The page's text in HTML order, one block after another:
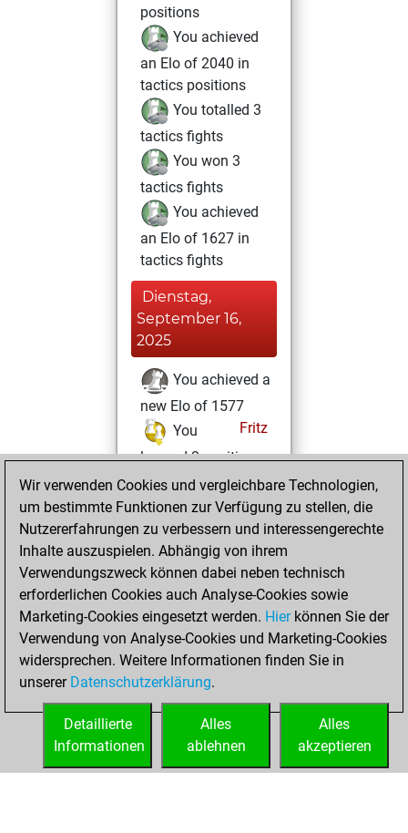
positions
You achieved
an Elo of 2040 in
tactics positions
You totalled 3
tactics fights
You won 3
tactics fights
You achieved
an Elo of 1627 in
tactics fights
Dienstag,
September 16,
2025
You achieved a
new Elo of 1577
Fritz
You
learned 2 positions
MyMoves
Mittwoch, März
12, 2025
You had a best
sprint of 24 positions
Tactics
Freitag,
Januar 31, 2025
You created
your Fritz account
Wir verwenden Cookies und vergleichbare Technologien,
um bestimmte Funktionen zur Verfügung zu stellen, die
Nutzererfahrungen zu verbessern und interessengerechte
Inhalte auszuspielen. Abhängig von ihrem
Verwendungszweck können dabei neben technisch
erforderlichen Cookies auch Analyse-Cookies sowie
Marketing-Cookies eingesetzt werden. Hierkönnen Sie der
Verwendung von Analyse-Cookies und Marketing-Cookies
widersprechen. Weitere Informationen finden Sie in
unserer Datenschutzerklärung.
Alles
akzeptieren
Alles
ablehnen
Detaillierte
Informationen